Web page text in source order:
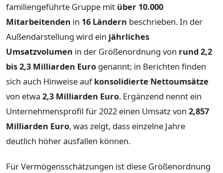
familiengeführte Gruppe mit über 10.000
Mitarbeitenden in 16 Ländern beschrieben. In der
Außendarstellung wird ein jährliches
Umsatzvolumen in der Größenordnung von rund 2,2
bis 2,3 Milliarden Euro genannt; in Berichten finden
sich auch Hinweise aufkonsolidierte Nettoumsätze
von etwa 2,3 Milliarden Euro. Ergänzend nennt ein
Unternehmensprofil für 2022 einen Umsatz von 2,857
Milliarden Euro, was zeigt, dass einzelne Jahre
deutlich höher ausfallen können.
Für Vermögensschätzungen ist diese Größenordnung